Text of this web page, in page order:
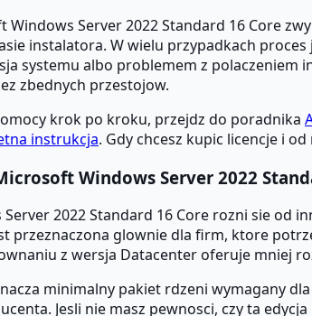
Windows Server 2022 Standard 16 Core
instalatora. W wielu przypadkach
systemu albo problemem z polaczeniem
zbednych przestojow.
krok po kroku, przejdz do poradnika
instrukcja. Gdy chcesz kupic licencje i
Windows Server 2022
2022 Standard 16 Core rozni sie od
przeznaczona glownie dla firm, ktore
z wersja Datacenter oferuje mniej
minimalny pakiet rdzeni wymagany
Jesli nie masz pewnosci, czy ta